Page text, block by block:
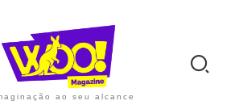
ao seu alcance